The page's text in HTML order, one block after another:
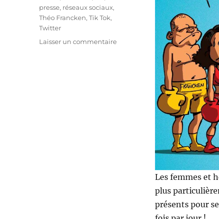
Les femmes et
plus
présents pour
presse, réseaux sociaux,
Théo Francken,Tik Tok,
Twitter
Laisser un commentairesur